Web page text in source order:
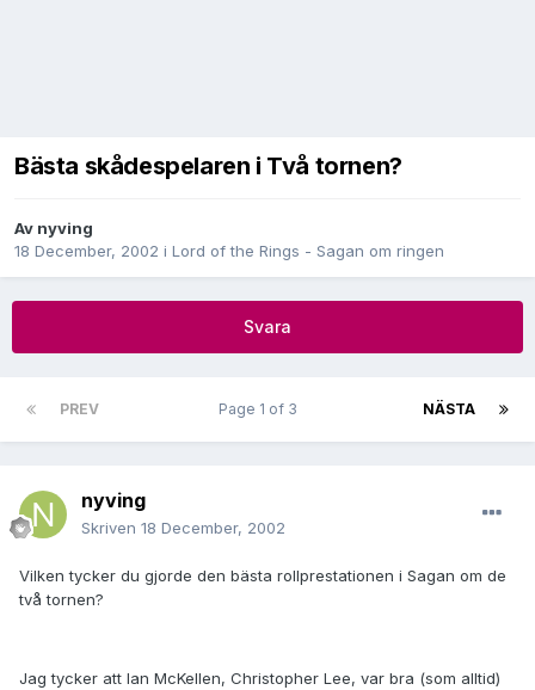
Bästa skådespelaren i Två tornen?
Av nyving
18 December, 2002 i Lord of the Rings - Sagan om ringen
Svara
PREV NÄSTA
Page 1 of 3
nyving
Skriven 18 December, 2002
Vilken tycker du gjorde den bästa rollprestationen i Sagan om de
två tornen?
Jag tycker att Ian McKellen, Christopher Lee, var bra (som alltid)